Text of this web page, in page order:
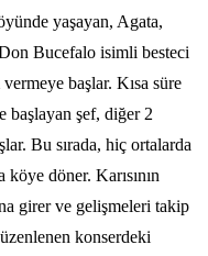
yaşayan, Agata,
Bucefalo isimli besteci
başlar. Kısa süre
başlayan şef, diğer 2
Bu sırada, hiç ortalarda
döner. Karısının
girer ve gelişmeleri takip
konserdeki